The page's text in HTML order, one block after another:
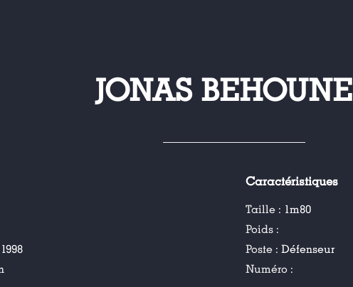
JONAS
Caractéristiques
Taille : 1m80
Poids :
Poste :Défenseur
Numéro :